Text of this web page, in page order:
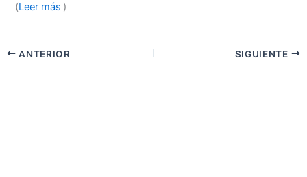
(Leer más )
ANTERIOR SIGUIENTE